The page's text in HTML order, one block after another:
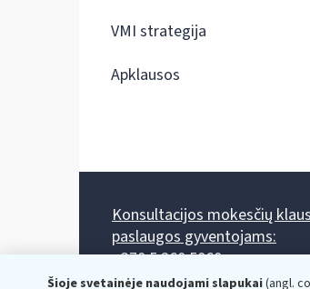
Šioje svetainėje naudojami slapukai(angl.
VMI strategija
Apklausos
Konsultacijos mokesčių
paslaugos gyventojams:
+370 5 260 5060
Darbo laikas: I-IV 8.00-17.00, V